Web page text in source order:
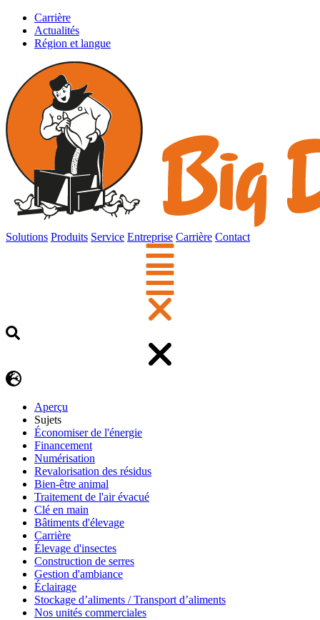
Carrière
Actualités
Région et langue
Solutions Produits Service Entreprise Carrière Contact
Aperçu
Sujets
Économiser de l'énergie
Financement
Numérisation
Revalorisation des résidus
Bien-être animal
Traitement de l'air évacué
Clé en main
Bâtiments d'élevage
Carrière
Élevage d'insectes
Construction de serres
Gestion d'ambiance
Éclairage
Stockage d’aliments / Transport d’aliments
Nos unités commerciales